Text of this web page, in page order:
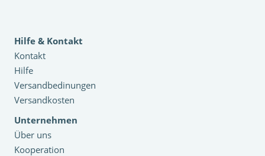
Hilfe & Kontakt
Kontakt
Hilfe
Versandbedinungen
Versandkosten
Unternehmen
Über uns
Kooperation